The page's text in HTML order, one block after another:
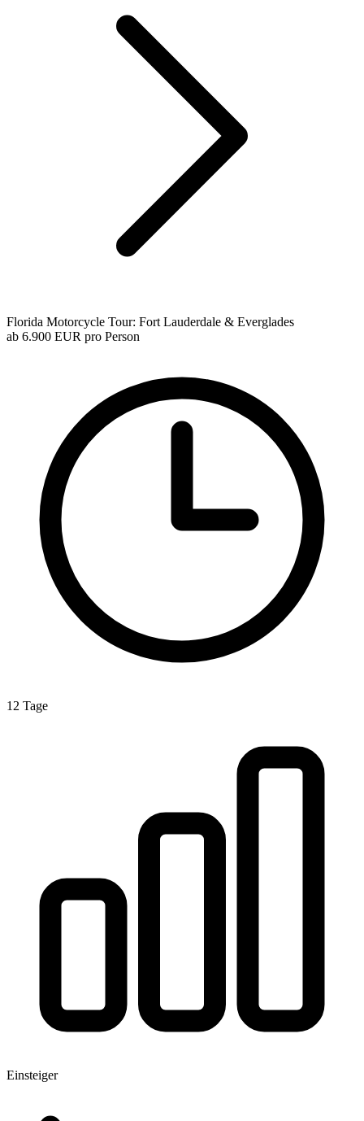
Florida Motorcycle Tour: Fort Lauderdale & Everglades
ab 6.900 EUR pro Person
12 Tage
Einsteiger